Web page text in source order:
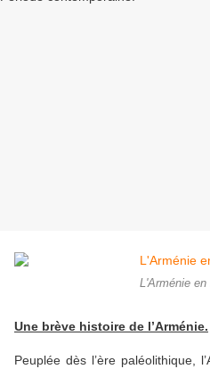
L'Arménie en
Une brève histoire de l’Arménie.
Peuplée dès l’ère paléolithique,